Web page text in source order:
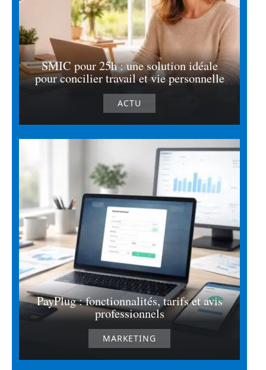
SMIC pour 25h : une solution idéale
pour concilier travail et vie personnelle
ACTU
PayPlug : fonctionnalités, tarifs et avis
professionnels
MARKETING